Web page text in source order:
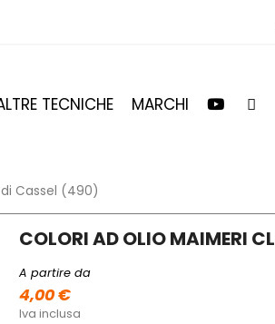
TECNICHE MARCHI
Cassel (490)
COLORI AD OLIO MAIMERI
A partire da
4,00 €
Iva inclusa